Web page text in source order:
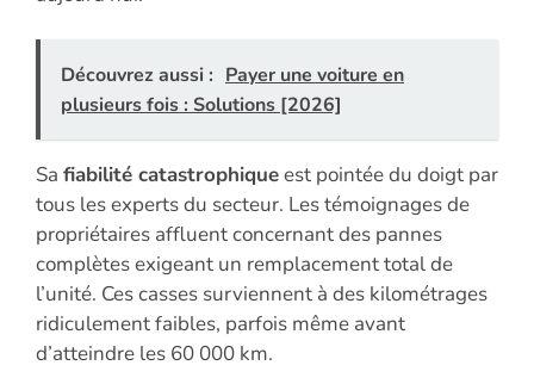
Découvrez aussi : Payer une voiture en
plusieurs fois : Solutions [2026]
Sa fiabilité catastrophiqueest pointée du doigt par
tous les experts du secteur. Les témoignages de
propriétaires affluent concernant des pannes
complètes exigeant un remplacement total de
l’unité. Ces casses surviennent à des kilométrages
ridiculement faibles, parfois même avant
d’atteindre les 60 000 km.